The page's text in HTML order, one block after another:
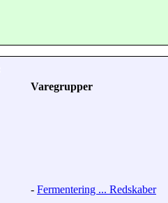
Varegrupper
- Fermentering ... Redskaber